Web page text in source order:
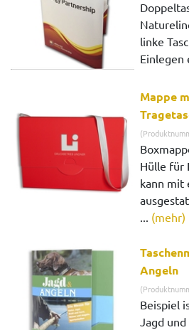
linke
Einlegen
Mappe
Hülle für
kann mit
... (mehr)
Angeln
Beispiel
Jagd